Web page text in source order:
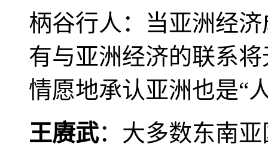
柄谷行人：当亚洲经
有与亚洲经济的联系
情愿地承认亚洲也是“
王赓武：大多数东南